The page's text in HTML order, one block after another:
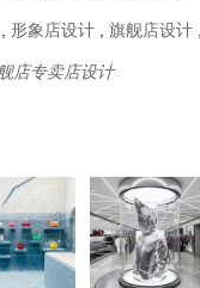
, 形象店设计 , 旗舰店设计
店专卖店设计